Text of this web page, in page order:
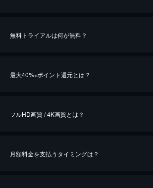
無料トライアルは何が無料？
最大40%※ポイント還元とは？
※40％ポイント還元の対象は、クレジットカード決済による作
フルHD画質 / 4K画質とは？
月額料金を支払うタイミングは？